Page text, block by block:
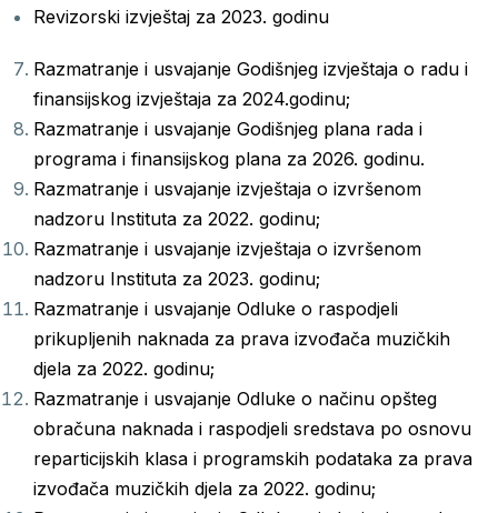
Revizorski izvještaj za 2023. godinu
Razmatranje i usvajanje Godišnjeg izvještaja o radu i
finansijskog izvještaja za 2024.godinu;
Razmatranje i usvajanje Godišnjeg plana rada i
programa i finansijskog plana za 2026. godinu.
Razmatranje i usvajanje izvještaja o izvršenom
nadzoru Instituta za 2022. godinu;
Razmatranje i usvajanje izvještaja o izvršenom
nadzoru Instituta za 2023. godinu;
Razmatranje i usvajanje Odluke o raspodjeli
prikupljenih naknada za prava izvođača muzičkih
djela za 2022. godinu;
Razmatranje i usvajanje Odluke o načinu opšteg
obračuna naknada i raspodjeli sredstava po osnovu
reparticijskih klasa i programskih podataka za prava
izvođača muzičkih djela za 2022. godinu;